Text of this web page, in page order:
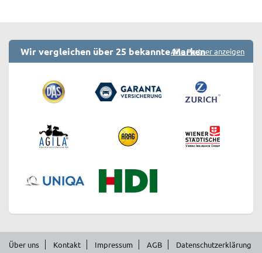
Wir vergleichen über 25 bekannte MarkenAlle Partner anzeigen
Über uns Kontakt Impressum AGB Datenschutzerklärung